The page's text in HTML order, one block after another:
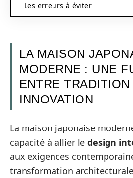
Les erreurs à éviter
LA MAISON
MODERNE : UNE
ENTRE TRADITION
INNOVATION
La maison japonaise
capacité à allier le design
aux exigences
transformation